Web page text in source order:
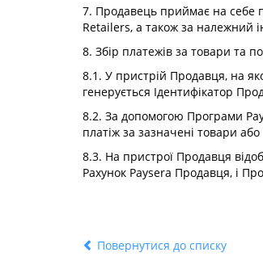
7. Продавець приймає на себе
Retailers, а також за належний
8. Збір платежів за товари та
8.1. У пристрій Продавця, на
генерується Ідентифікатор
8.2. За допомогою Програми
платіж за зазначені товари або
8.3. На пристрої Продавця
Рахунок Paysera Продавця, і
Повернутися до списку